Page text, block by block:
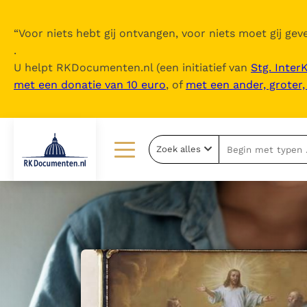
“Voor niets hebt gij ontvangen, voor niets moet gij
.
U helpt RKDocumenten.nl (een initiatief van Stg.
met een donatie van 10 euro, of met een ander,
Lezen
Thema’s
Berichten
Over ons
Over RK Documenten
Meedoen
Doneren
Nieuwsbrief
Zoek alles